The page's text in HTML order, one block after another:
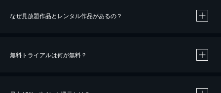
なぜ見放題作品とレンタル作品があるの？
無料トライアルは何が無料？